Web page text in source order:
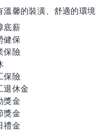
溫馨的裝潢、舒適的環
底薪
健保
保險
保險
退休金
獎金
獎金
禮金